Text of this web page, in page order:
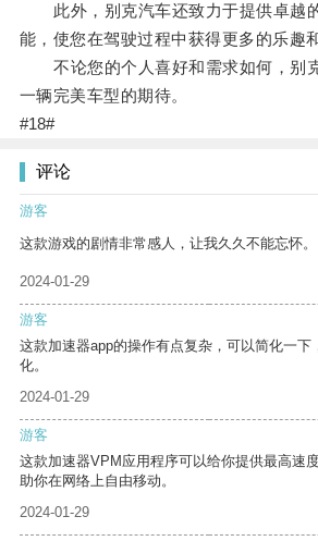
此外，别克汽车还致力于提供卓越
能，使您在驾驶过程中获得更多的乐趣
不论您的个人喜好和需求如何，别
一辆完美车型的期待。
#18#
评论
游客
这款游戏的剧情非常感人，让我久久不能忘怀。
2024-01-29
游客
这款加速器app的操作有点复杂，可以简化一下
化。
2024-01-29
游客
这款加速器VPM应用程序可以给你提供最高速
助你在网络上自由移动。
2024-01-29